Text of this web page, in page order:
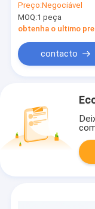
Personalizados
Jogos
Preço:Negociável
MOQ:1 peça
obtenha o ultimo
contacto